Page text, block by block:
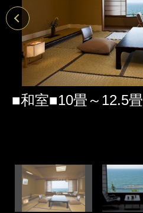
■和室■10畳～12.5畳